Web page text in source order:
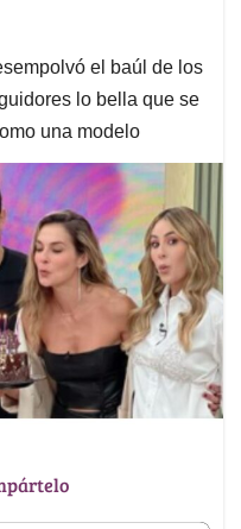
el baúl de los
lo bella que se
una modelo